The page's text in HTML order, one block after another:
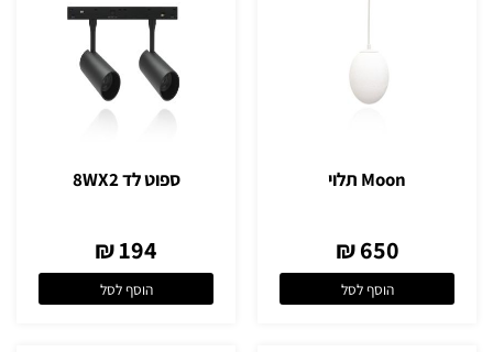
Moon תלוי
650 ₪
הוסף לסל
ספוט לד 8WX2
194 ₪
הוסף לסל